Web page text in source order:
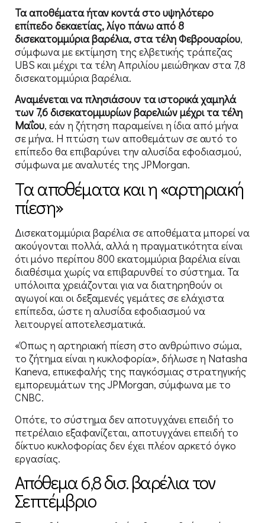
Τα αποθέματα ήταν κοντά στο υψηλότερο
επίπεδο δεκαετίας, λίγο πάνω από 8
δισεκατομμύρια βαρέλια, στα τέλη Φεβρουαρίου,
σύμφωνα με εκτίμηση της ελβετικής τράπεζας
UBS και μέχρι τα τέλη Απριλίου μειώθηκαν στα 7,8
δισεκατομμύρια βαρέλια.
Αναμένεται να πλησιάσουν τα ιστορικά χαμηλά
των 7,6 δισεκατομμυρίων βαρελιών μέχρι τα τέλη
Μαΐου, εάν η ζήτηση παραμείνει η ίδια από μήνα
σε μήνα. Η πτώση των αποθεμάτων σε αυτό το
επίπεδο θα επιβαρύνει την αλυσίδα εφοδιασμού,
σύμφωνα με αναλυτές της JPMorgan.
Tα αποθέματα και η «αρτηριακή
πίεση»
Δισεκατομμύρια βαρέλια σε αποθέματα μπορεί να
ακούγονται πολλά, αλλά η πραγματικότητα είναι
ότι μόνο περίπου 800 εκατομμύρια βαρέλια είναι
διαθέσιμα χωρίς να επιβαρυνθεί το σύστημα. Τα
υπόλοιπα χρειάζονται για να διατηρηθούν οι
αγωγοί και οι δεξαμενές γεμάτες σε ελάχιστα
επίπεδα, ώστε η αλυσίδα εφοδιασμού να
λειτουργεί αποτελεσματικά.
«Όπως η αρτηριακή πίεση στο ανθρώπινο σώμα,
το ζήτημα είναι η κυκλοφορία», δήλωσε η Natasha
Kaneva, επικεφαλής της παγκόσμιας στρατηγικής
εμπορευμάτων της JPMorgan, σύμφωνα με το
CNBC.
Οπότε, το σύστημα δεν αποτυγχάνει επειδή το
πετρέλαιο εξαφανίζεται, αποτυγχάνει επειδή το
δίκτυο κυκλοφορίας δεν έχει πλέον αρκετό όγκο
εργασίας.
Απόθεμα 6,8 δισ. βαρέλια τον
Σεπτέμβριο